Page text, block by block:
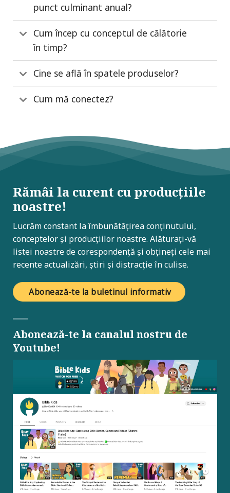
punct culminant anual?
Cum încep cu conceptul de călătorie
în timp?
Cine se află în spatele produselor?
Cum mă conectez?
Rămâi la curent cu producțiile
noastre!
Lucrăm constant la îmbunătățirea conținutului,
conceptelor și producțiilor noastre. Alăturați-vă
listei noastre de corespondență și obțineți cele mai
recente actualizări, știri și distracție în culise.
Abonează-te la buletinul informativ
Abonează-te la canalul nostru de
Youtube!